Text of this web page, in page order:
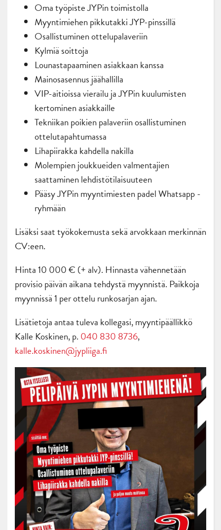
Oma työpiste JYPin toimistolla
Myyntimiehen pikkutakki JYP-pinssillä
Osallistuminen ottelupalaveriin
Kylmiä soittoja
Lounastapaaminen asiakkaan kanssa
Mainosasennus jäähallilla
VIP-aitioissa vierailu ja JYPin kuulumisten
kertominen asiakkaille
Tekniikan poikien palaveriin osallistuminen
ottelutapahtumassa
Lihapiirakka kahdella nakilla
Molempien joukkueiden valmentajien
saattaminen lehdistötilaisuuteen
Pääsy JYPin myyntimiesten padel Whatsapp -
ryhmään
Lisäksi saat työkokemusta sekä arvokkaan merkinnän
CV:een.
Hinta 10 000 € (+ alv). Hinnasta vähennetään
provisio päivän aikana tehdystä myynnistä. Paikkoja
myynnissä 1 per ottelu runkosarjan ajan.
Lisätietoja antaa tuleva kollegasi, myyntipäällikkö
Kalle Koskinen, p. 040 830 8736,
kalle.koskinen@jypliiga.fi